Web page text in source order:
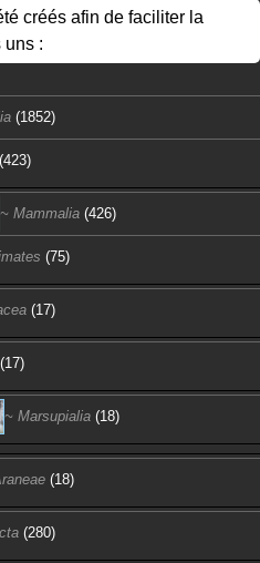
créés afin de faciliter la
uns :
(1852)
(423)
Mammalia (426)
(75)
(17)
(17)
Marsupialia (18)
(18)
(280)